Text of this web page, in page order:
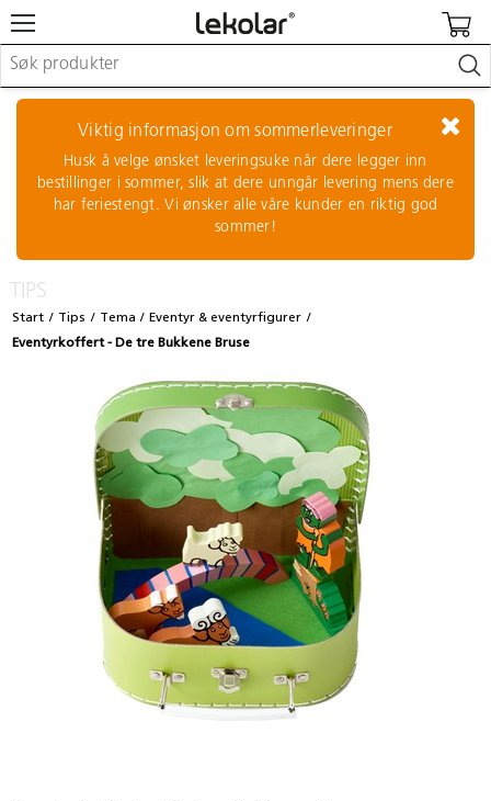
Lekeplassutstyr & utemiljø
Kunst & håndverk
Leker & sykler
Pedagogisk materiell
Barnevogner & småbarnsutstyr
Kontakt oss
Kampanjer/kataloger
Viktig informasjon om sommerleveringer
Husk å velge ønsket leveringsuke når dere legger inn
bestillinger i sommer, slik at dere unngår levering mens dere
har feriestengt. Vi ønsker alle våre kunder en riktig god
sommer!
TIPS
Start Tips Tema
Eventyr & eventyrfigurer
Eventyrkoffert - De tre Bukkene Bruse